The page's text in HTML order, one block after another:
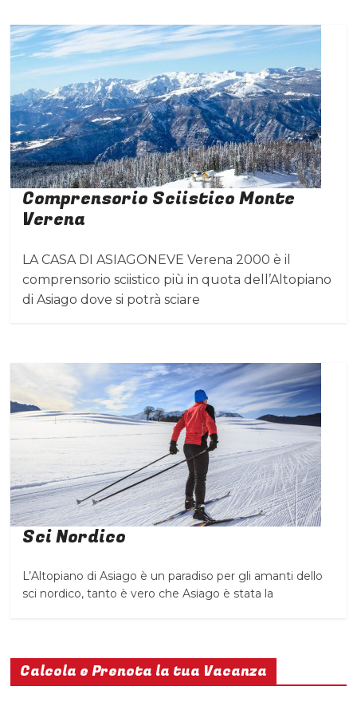
Comprensorio Sciistico Monte
Verena
LA CASA DI ASIAGONEVE Verena 2000 è il
comprensorio sciistico più in quota dell’Altopiano
di Asiago dove si potrà sciare
Sci Nordico
L’Altopiano di Asiago è un paradiso per gli amanti dello
sci nordico, tanto è vero che Asiago è stata la
Calcola e Prenota la tua Vacanza